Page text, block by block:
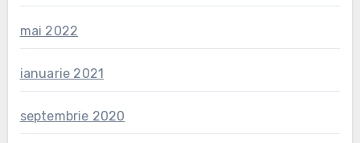
mai 2022
ianuarie 2021
septembrie 2020